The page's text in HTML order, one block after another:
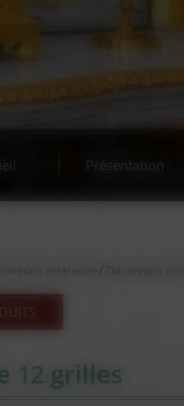
Présentation
extérieure / Décoration
12 grilles